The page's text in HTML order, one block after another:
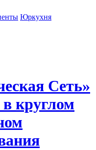
Юркухня
Сеть»
круглом